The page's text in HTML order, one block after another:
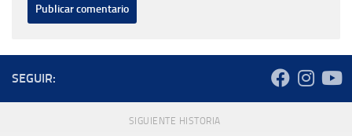
SEGUIR:
SIGUIENTE HISTORIA